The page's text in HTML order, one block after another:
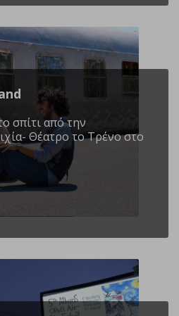
σπίτι από την
Θέατρο το Τρένο στο